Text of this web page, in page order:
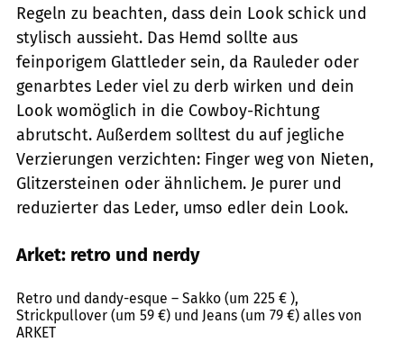
Regeln zu beachten, dass dein Look schick und
stylisch aussieht. Das Hemd sollte aus
feinporigem Glattleder sein, da Rauleder oder
genarbtes Leder viel zu derb wirken und dein
Look womöglich in die Cowboy-Richtung
abrutscht. Außerdem solltest du auf jegliche
Verzierungen verzichten: Finger weg von Nieten,
Glitzersteinen oder ähnlichem. Je purer und
reduzierter das Leder, umso edler dein Look.
Arket: retro und nerdy
Retro und dandy-esque – Sakko (um 225 € ),
Strickpullover (um 59 €) und Jeans (um 79 €) alles von
ARKET